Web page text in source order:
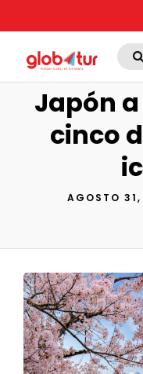
Japón
cinco
AGOSTO